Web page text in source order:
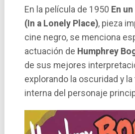
En la película de 1950 En
(In a Lonely Place), pieza
cine negro, se menciona
actuación de Humphrey
de sus mejores
explorando la oscuridad y
interna del personaje